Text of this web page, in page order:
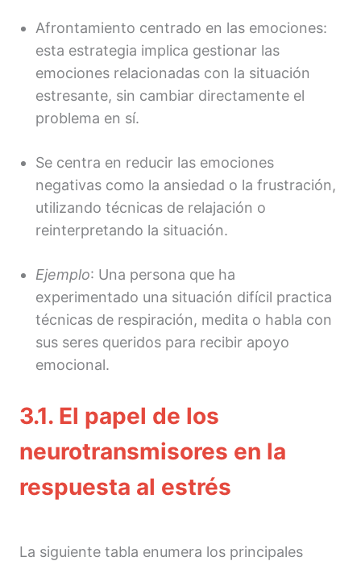
Afrontamiento centrado en las emociones:
esta estrategia implica gestionar las
emociones relacionadas con la situación
estresante, sin cambiar directamente el
problema en sí.
Se centra en reducir las emociones
negativas como la ansiedad o la frustración,
utilizando técnicas de relajación o
reinterpretando la situación.
Ejemplo: Una persona que ha
experimentado una situación difícil practica
técnicas de respiración, medita o habla con
sus seres queridos para recibir apoyo
emocional.
3.1. El papel de los
neurotransmisores en la
respuesta al estrés
La siguiente tabla enumera los principales